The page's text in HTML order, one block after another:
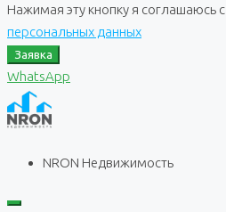
Нажимая эту кнопку я соглашаюсь с
персональных данных
Заявка
WhatsApp
NRON Недвижимость